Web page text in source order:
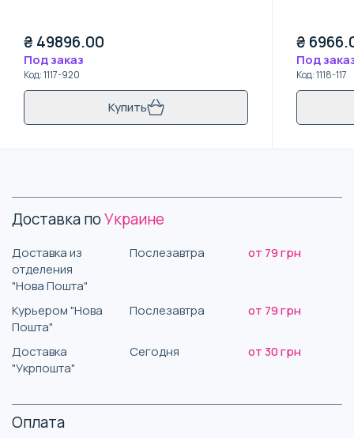
₴ 49896.00
Под заказ
Код:1117-920
Купить
₴
Под
Код:1118-117
Доставка поУкраине
Доставка из
отделения
"Нова Пошта"
Послезавтра от 79 грн
Курьером "Нова
Пошта"
Послезавтра от 79 грн
Доставка
"Укрпошта"
Сегодня от 30 грн
Оплата